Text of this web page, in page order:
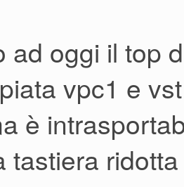
ad oggi il top
vpc1 e
è
tastiera